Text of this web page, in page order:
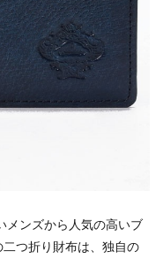
メンズから人気の高いブ
つ折り財布は、独自の